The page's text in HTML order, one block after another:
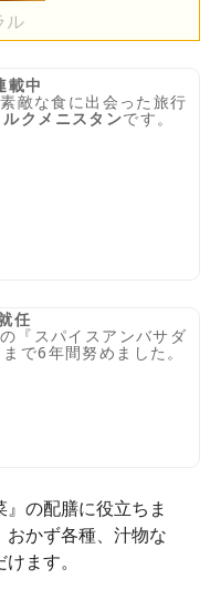
ル
載中
敵な食に出会った旅行
ルクメニスタンです。
任
『スパイスアンバサダ
で6年間努めました。
の配膳に役立ちま
かず各種、汁物な
ます。